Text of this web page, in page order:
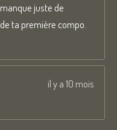
juste de
ta première compo.
il y a 10 mois